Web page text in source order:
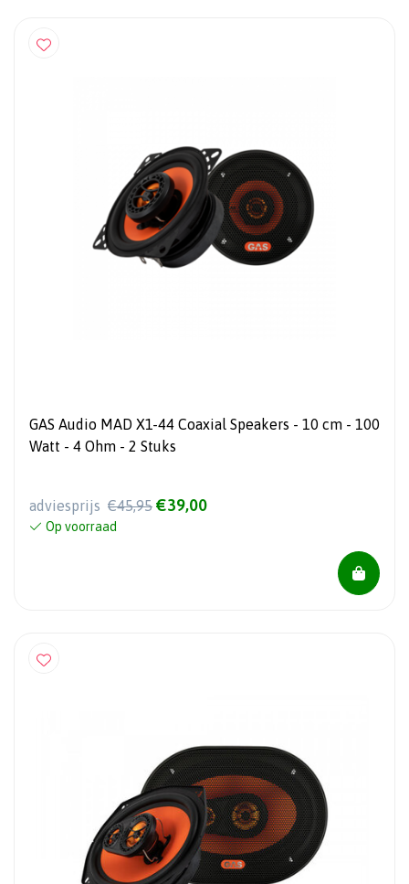
GAS Audio MAD X1-44 Coaxial Speakers - 10 cm - 100
Watt - 4 Ohm - 2 Stuks
adviesprijs €45,95 €39,00
Op voorraad